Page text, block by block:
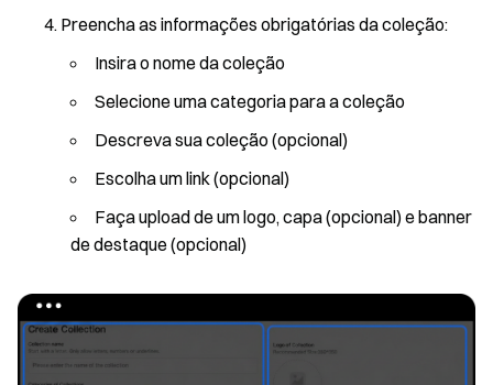
Preencha as informações obrigatórias da coleção:
Insira o nome da coleção
Selecione uma categoria para a coleção
Descreva sua coleção (opcional)
Escolha um link (opcional)
Faça upload de um logo, capa (opcional) e banner
de destaque (opcional)